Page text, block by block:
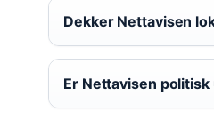
Dekker Nettavisen
Er Nettavisen politisk